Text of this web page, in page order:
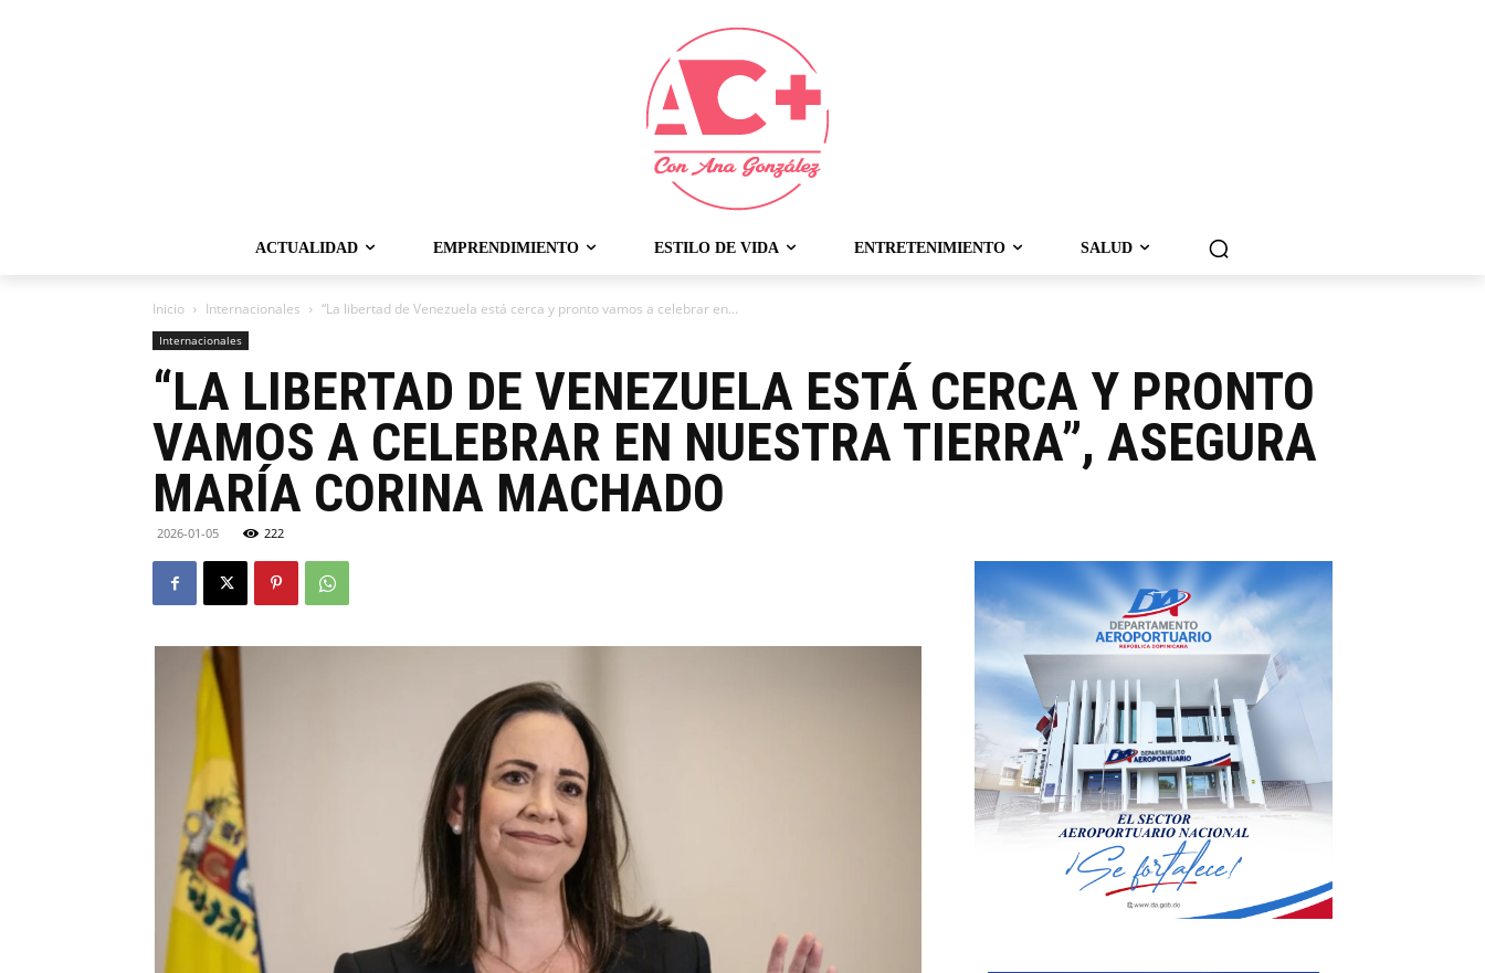
ACTUALIDAD EMPRENDIMIENTO ESTILO DE VIDA ENTRETENIMIENTO SALUD
Inicio Internacionales “La libertad de Venezuela está cerca y pronto vamos a celebrar en...
Internacionales
“LA LIBERTAD DE VENEZUELA ESTÁ CERCA Y PRONTO
VAMOS A CELEBRAR EN NUESTRA TIERRA”, ASEGURA
MARÍA CORINA MACHADO
2026-01-05 222